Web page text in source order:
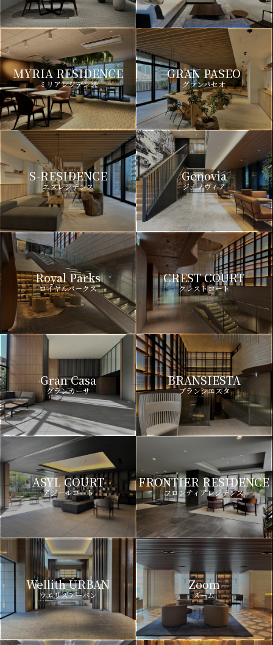
MYRIA RESIDENCE
ミリアレジデンス
GRAN PASEO
グランパセオ
S-RESIDENCE
エスレジデンス
Genovia
ジェノヴィア
Royal Parks
ロイヤルパークス
CREST COURT
クレストコート
Gran Casa
グランカーサ
BRANSIESTA
ブランシエスタ
ASYL COURT
アジールコート
FRONTIER RESIDENCE
フロンティアレジデンス
Wellith URBAN
ウエリスアーバン
Zoom
ズーム